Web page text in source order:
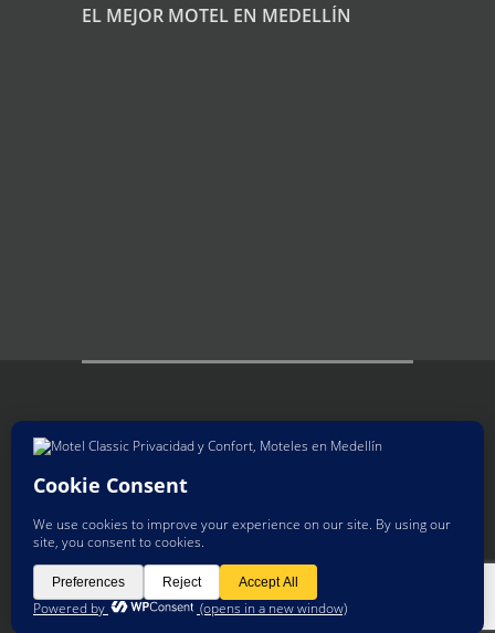
EL MEJOR MOTEL EN MEDELLÍN
Classic Medellín. Creado por
Aliengraphics SAS ®